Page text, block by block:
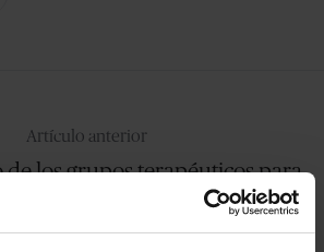
Artículo anterior
los grupos terapéuticos para